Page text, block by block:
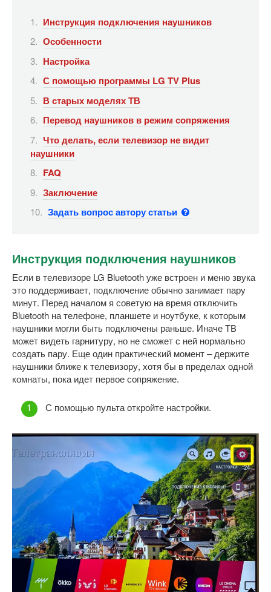
Инструкция подключения наушников
Особенности
Настройка
С помощью программы LG TV Plus
В старых моделях ТВ
Перевод наушников в режим сопряжения
Что делать, если телевизор не видит
наушники
FAQ
Заключение
Задать вопрос автору статьи
Инструкция подключения наушников
Если в телевизоре LG Bluetooth уже встроен и меню звука
это поддерживает, подключение обычно занимает пару
минут. Перед началом я советую на время отключить
Bluetooth на телефоне, планшете и ноутбуке, к которым
наушники могли быть подключены раньше. Иначе ТВ
может видеть гарнитуру, но не сможет с ней нормально
создать пару. Еще один практический момент – держите
наушники ближе к телевизору, хотя бы в пределах одной
комнаты, пока идет первое сопряжение.
С помощью пульта откройте настройки.